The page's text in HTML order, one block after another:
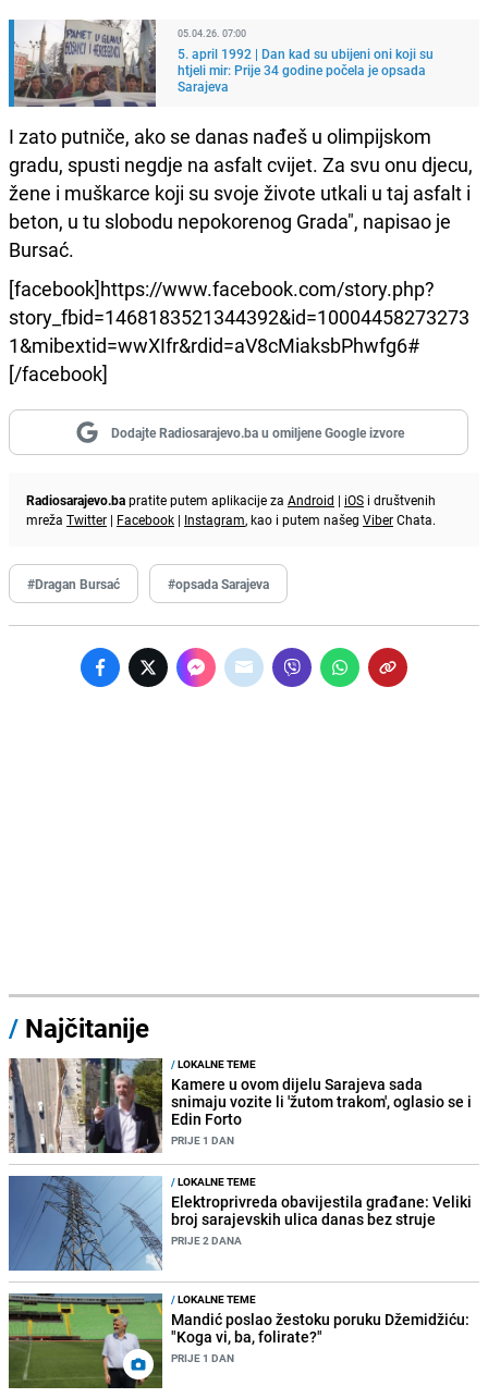
05.04.26. 07:00
5. april 1992 | Dan kad su ubijeni oni koji su
htjeli mir: Prije 34 godine počela je opsada
Sarajeva
I zato putniče, ako se danas nađeš u olimpijskom
gradu, spusti negdje na asfalt cvijet. Za svu onu djecu,
žene i muškarce koji su svoje živote utkali u taj asfalt i
beton, u tu slobodu nepokorenog Grada", napisao je
Bursać.
[facebook]https://www.facebook.com/story.php?
story_fbid=1468183521344392&id=10004458273273
1&mibextid=wwXIfr&rdid=aV8cMiaksbPhwfg6#
[/facebook]
Dodajte Radiosarajevo.ba u omiljene Google izvore
Radiosarajevo.bapratite putem aplikacije za Android | iOS i društvenih
mreža Twitter | Facebook | Instagram, kao i putem našeg ViberChata.
#Dragan Bursać #opsada Sarajeva
/ Najčitanije
/LOKALNE TEME
Kamere u ovom dijelu Sarajeva sada
snimaju vozite li 'žutom trakom', oglasio se i
Edin Forto
PRIJE 1 DAN
/LOKALNE TEME
Elektroprivreda obavijestila građane: Veliki
broj sarajevskih ulica danas bez struje
PRIJE 2 DANA
/LOKALNE TEME
Mandić poslao žestoku poruku Džemidžiću:
"Koga vi, ba, folirate?"
PRIJE 1 DAN